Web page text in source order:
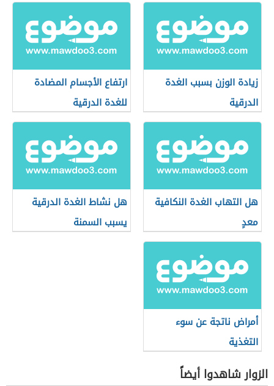
زيادة الوزن بسبب الغدة
الدرقية
ارتفاع الأجسام المضادة
للغدة الدرقية
هل التهاب الغدة النكافية
معدٍ
هل نشاط الغدة الدرقية
يسبب السمنة
أمراض ناتجة عن سوء
التغذية
الزوار شاهدوا أيضاً